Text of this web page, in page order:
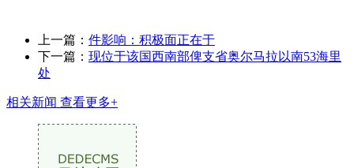
上一篇： 件影响：积极面正在于
下一篇： 现位于该国西南部俾支省奥尔马拉以南53海里
处
相关新闻 查看更多+